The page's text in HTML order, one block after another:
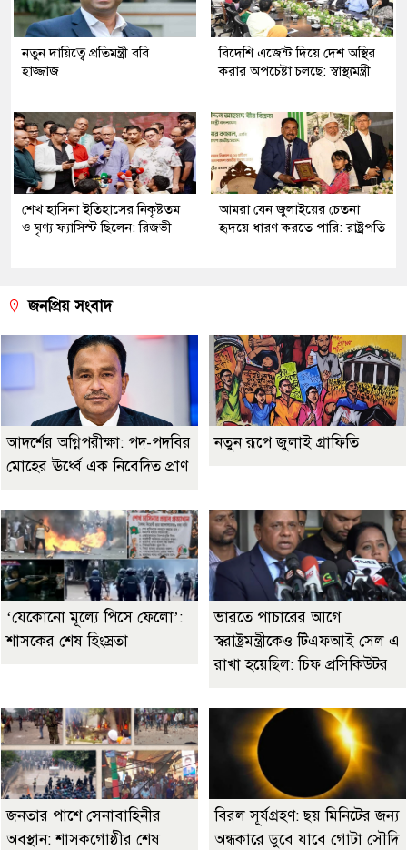
নতুন দায়িত্বে প্রতিমন্ত্রী ববি
হাজ্জাজ
বিদেশি এজেন্ট দিয়ে দেশ অস্থির
করার অপচেষ্টা চলছে: স্বাস্থ্যমন্ত্রী
শেখ হাসিনা ইতিহাসের নিকৃষ্টতম
ও ঘৃণ্য ফ্যাসিস্ট ছিলেন: রিজভী
আমরা যেন জুলাইয়ের চেতনা
হৃদয়ে ধারণ করতে পারি: রাষ্ট্রপতি
জনপ্রিয় সংবাদ
আদর্শের অগ্নিপরীক্ষা: পদ-পদবির
মোহের ঊর্ধ্বে এক নিবেদিত প্রাণ
নতুন রূপে জুলাই গ্রাফিতি
‘যেকোনো মূল্যে পিসে ফেলো’:
শাসকের শেষ হিংস্রতা
ভারতে পাচারের আগে
স্বরাষ্ট্রমন্ত্রীকেও টিএফআই সেল এ
রাখা হয়েছিল: চিফ প্রসিকিউটর
জনতার পাশে সেনাবাহিনীর
অবস্থান: শাসকগোষ্ঠীর শেষ
বিরল সূর্যগ্রহণ: ছয় মিনিটের জন্য
অন্ধকারে ডুবে যাবে গোটা সৌদি